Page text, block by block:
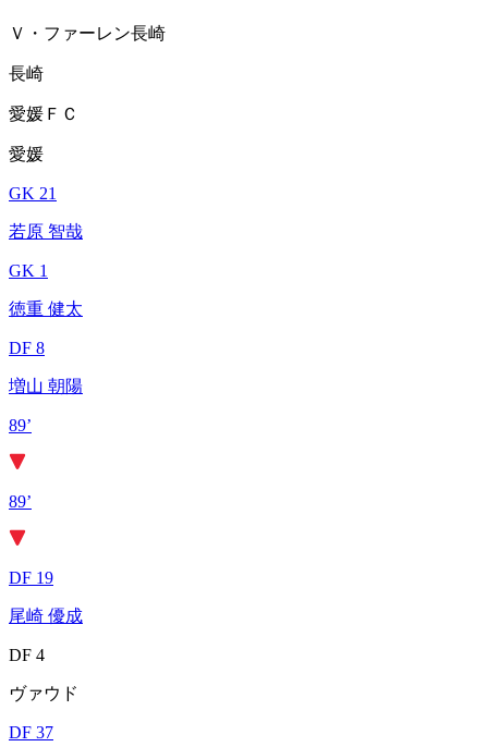
Ｖ・ファーレン長崎
長崎
愛媛ＦＣ
愛媛
GK 21
若原 智哉
GK 1
徳重 健太
DF 8
増山 朝陽
89’
89’
DF 19
尾崎 優成
DF 4
ヴァウド
DF 37